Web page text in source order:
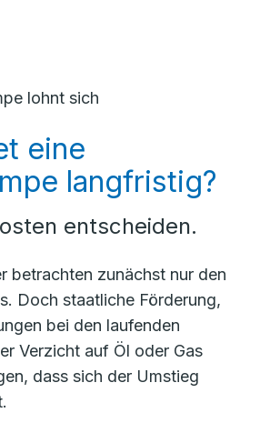
lohnt sich
eine
langfristig?
entscheiden.
betrachten zunächst nur den
Doch staatliche Förderung,
bei den laufenden
Verzicht auf Öl oder Gas
dass sich der Umstieg